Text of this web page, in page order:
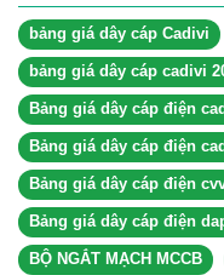
bảng giá dây cáp Cadivi
bảng giá dây cáp cadivi
Bảng giá dây cáp điện
Bảng giá dây cáp điện
Bảng giá dây cáp điện
Bảng giá dây cáp điện
BỘ NGẮT MẠCH MCCB